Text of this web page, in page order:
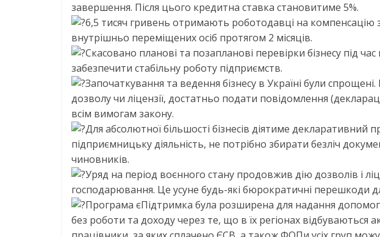
завершення. Після цього кредитна ставка становитиме 5%.
6,5 тисяч гривень отримають роботодавці на
внутрішньо переміщених осіб протягом 2 місяців.
Скасовано планові та позапланові перевірки бізнесу під
забезпечити стабільну роботу підприємств.
Започаткування та ведення бізнесу в Україні були
дозволу чи ліцензії, достатньо подати повідомлення
всім вимогам закону.
Для абсолютної більшості бізнесів діятиме
підприємницьку діяльність, не потрібно збирати безліч
чиновників.
Уряд на період воєнного стану продовжив дію дозволів і
господарювання. Це усуне будь-які бюрократичні перешкоди
Програма єПідтримка була розширена для надання
без роботи та доходу через те, що в їх регіонах відбуваються